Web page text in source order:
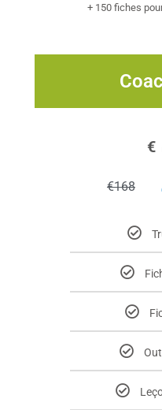
+ 150 fiches
€168
€